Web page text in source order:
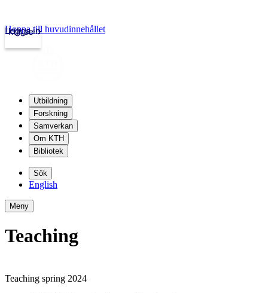
kth.se
Logga in
Hoppa till huvudinnehållet
Utbildning
Forskning
Samverkan
Om KTH
Bibliotek
Sök
English
Meny
Teaching
Teaching spring 2024